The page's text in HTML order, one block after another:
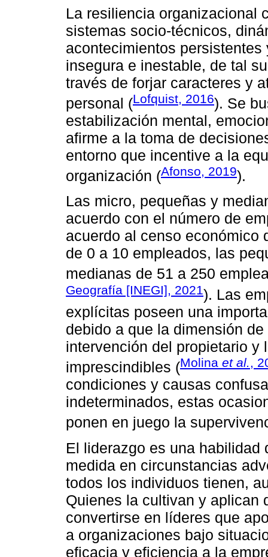
La resiliencia organizacional
sistemas socio-técnicos,
acontecimientos
insegura e inestable, de tal
través de forjar caracteres y
personal (Lofquist, 2016). Se
estabilización mental,
afirme a la toma de
entorno que incentive a la
organización (Afonso, 2019).
Las micro, pequeñas y
acuerdo con el número de
acuerdo al censo económico
de 0 a 10 empleados, las
medianas de 51 a 250
Geografía [INEGI], 2021). Las
explícitas poseen una
debido a que la dimensión
intervención del propietario y
imprescindibles (Molina et al.,
condiciones y causas
indeterminados, estas
ponen en juego la
El liderazgo es una habilidad
medida en circunstancias
todos los individuos tienen,
Quienes la cultivan y aplican
convertirse en líderes que
a organizaciones bajo
eficacia y eficiencia a la